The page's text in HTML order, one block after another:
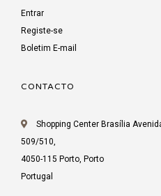
Entrar
Registe-se
Boletim E-mail
CONTACTO
Shopping Center Brasília
509/510,
4050-115 Porto, Porto
Portugal